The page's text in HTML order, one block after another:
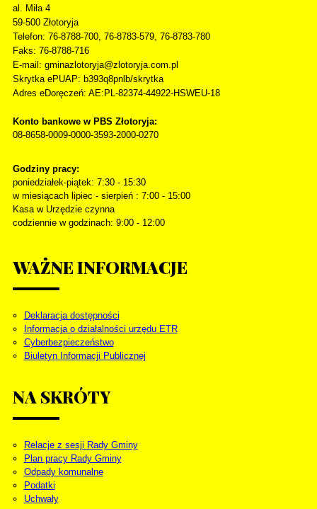
al. Miła 4
59-500 Złotoryja
Telefon: 76-8788-700, 76-8783-579, 76-8783-780
Faks: 76-8788-716
E-mail: gminazlotoryja@zlotoryja.com.pl
Skrytka ePUAP: b393q8pnlb/skrytka
Adres eDoręczeń: AE:PL-82374-44922-HSWEU-18
Konto bankowe w PBS Złotoryja:
08-8658-0009-0000-3593-2000-0270
Godziny pracy:
poniedziałek-piątek: 7:30 - 15:30
w miesiącach lipiec - sierpień : 7:00 - 15:00
Kasa w Urzędzie czynna
codziennie w godzinach: 9:00 - 12:00
WAŻNEINFORMACJE
Deklaracja dostępności
Informacja o działalności urzędu ETR
Cyberbezpieczeństwo
Biuletyn Informacji Publicznej
NA SKRÓTY
Relacje z sesji Rady Gminy
Plan pracy Rady Gminy
Odpady komunalne
Podatki
Uchwały